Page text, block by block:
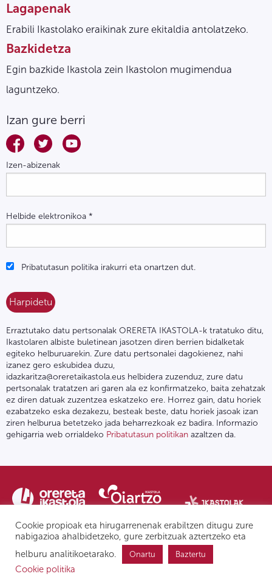
Lagapenak
Erabili Ikastolako eraikinak zure ekitaldia antolatzeko.
Bazkidetza
Egin bazkide Ikastola zein Ikastolon mugimendua
laguntzeko.
Izan gure berri
Izen-abizenak
Helbide elektronikoa *
Pribatutasun politika irakurri eta onartzen dut.
Erraztutako datu pertsonalak ORERETA IKASTOLA-k tratatuko ditu,
Ikastolaren albiste buletinean jasotzen diren berrien bidalketak
egiteko helburuarekin. Zure datu pertsonalei dagokienez, nahi
izanez gero eskubidea duzu,
idazkaritza@oreretaikastola.eus helbidera zuzenduz, zure datu
pertsonalak tratatzen ari garen ala ez konfirmatzeko, baita zehatzak
ez diren datuak zuzentzea eskatzeko ere. Horrez gain, datu horiek
ezabatzeko eska dezakezu, besteak beste, datu horiek jasoak izan
ziren helburua betetzeko jada beharrezkoak ez badira. Informazio
gehigarria web orrialdeko Pribatutasun politikan azaltzen da.
Pribatutasun politika | Lege oharra Postontzi etikoa
Cookie propioak eta hirugarrenenak erabiltzen ditugu zure
nabigazioa ahalbidetzeko, gure zerbitzuak aztertzeko eta
helburu analitikoetarako.
Onartu Baztertu
Cookie politika